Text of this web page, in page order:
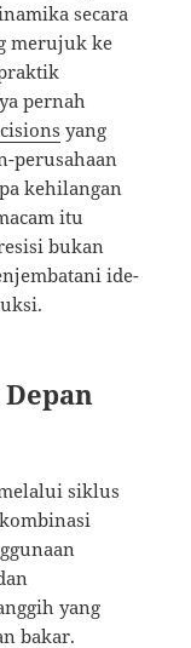
secara
merujuk ke
pernah
yang
perusahaan
kehilangan
itu
bukan
ide-
siklus
yang
bakar.